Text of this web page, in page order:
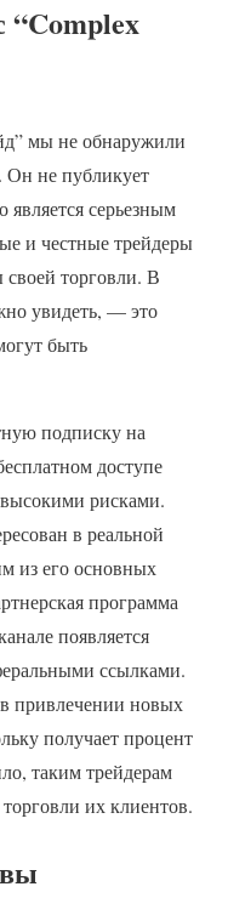
“Complex
мы не обнаружили
Он не публикует
является серьезным
и честные трейдеры
своей торговли. В
увидеть, — это
быть
подписку на
доступе
рисками.
в реальной
из его основных
программа
появляется
ссылками.
привлечении новых
получает процент
таким трейдерам
их клиентов.